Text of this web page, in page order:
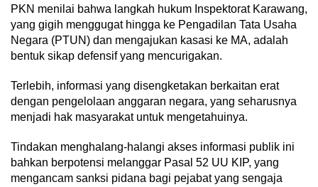
​PKN menilai bahwa langkah hukum Inspektorat Karawang,
yang gigih menggugat hingga ke Pengadilan Tata Usaha
Negara (PTUN) dan mengajukan kasasi ke MA, adalah
bentuk sikap defensif yang mencurigakan.
Terlebih, informasi yang disengketakan berkaitan erat
dengan pengelolaan anggaran negara, yang seharusnya
menjadi hak masyarakat untuk mengetahuinya.
​Tindakan menghalang-halangi akses informasi publik ini
bahkan berpotensi melanggar Pasal 52 UU KIP, yang
mengancam sanksi pidana bagi pejabat yang sengaja